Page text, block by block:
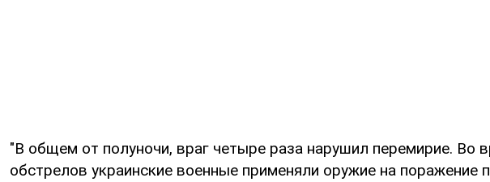
"В общем от полуночи, враг четыре раза нарушил перемирие. Во
обстрелов украинские военные применяли оружие на поражение